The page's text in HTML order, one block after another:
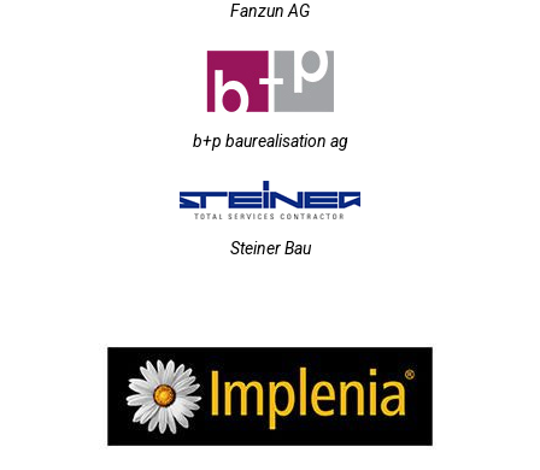
Fanzun AG
b+p baurealisation ag
Steiner Bau